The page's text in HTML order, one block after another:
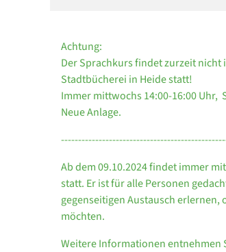
Achtung:
Der Sprachkurs findet zurzeit
Stadtbücherei in Heide statt!
Immer mittwochs 14:00-16:00 Uhr,
Neue Anlage.
Ab dem 09.10.2024 findet immer
statt. Er ist für alle Personen
gegenseitigen Austausch
möchten.
Weitere Informationen entnehmen